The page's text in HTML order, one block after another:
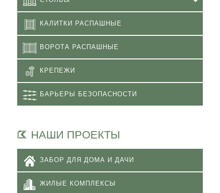
КАЛИТКИ РАСПАШНЫЕ
ВОРОТА РАСПАШНЫЕ
КРЕПЕЖИ
БАРЬЕРЫ БЕЗОПАСНОСТИ
НАШИ ПРОЕКТЫ
ЗАБОР ДЛЯ ДОМА И ДАЧИ
ЖИЛЫЕ КОМПЛЕКСЫ